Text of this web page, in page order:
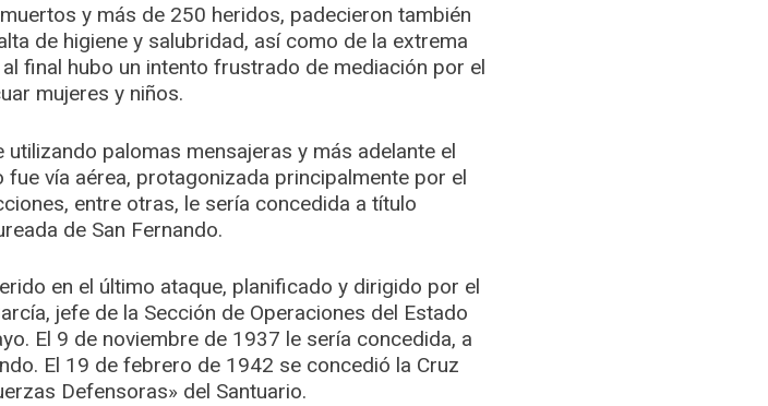
y más de 250 heridos, padecieron también
de higiene y salubridad, así como de la extrema
final hubo un intento frustrado de mediación por el
mujeres y niños.
palomas mensajeras y más adelante el
vía aérea, protagonizada principalmente por el
entre otras, le sería concedida a título
de San Fernando.
en el último ataque, planificado y dirigido por el
jefe de la Sección de Operaciones del Estado
El 9 de noviembre de 1937 le sería concedida, a
El 19 de febrero de 1942 se concedió la Cruz
Defensoras» del Santuario.